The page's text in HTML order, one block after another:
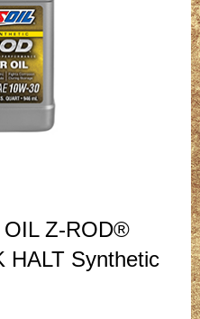
Z-ROD®
HALT Synthetic